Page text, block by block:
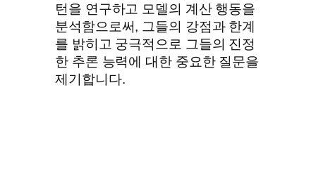
턴을 연구하고 모델의 계산 행동을
분석함으로써, 그들의 강점과 한계
를 밝히고 궁극적으로 그들의 진정
한 추론 능력에 대한 중요한 질문을
제기합니다.